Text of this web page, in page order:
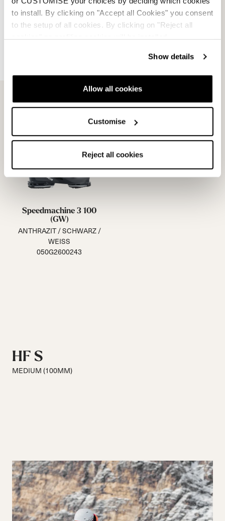
to install. By clicking on "Accept all Cookies" you consent
to the setup of all cookies. By clicking on "Reject all
Show details
Allow all cookies
Customise
Reject all cookies
Speedmachine 3 120 (GW)
DUNKELGRAU / SCHWARZ /
ROT
Speedmachine 3 110 (GW)
SCHWARZ / GRÜN / ROT
050G2200N96
Speedmachine 3 100
(GW)
ANTHRAZIT / SCHWARZ /
WEISS
050G2600243
HF S
MEDIUM (100MM)